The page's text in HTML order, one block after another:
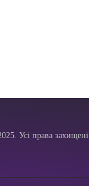
Усі права